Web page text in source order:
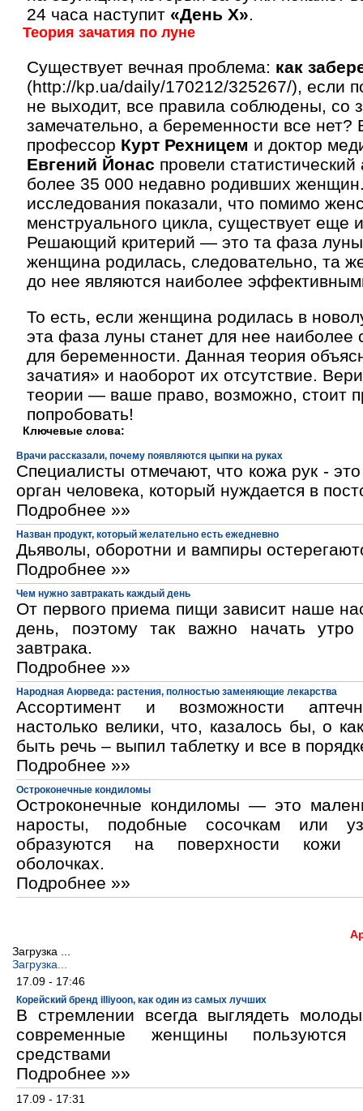
24 часа наступит «День Х».
Теория зачатия по луне
Существует вечная проблема: как
(http://kp.ua/daily/170212/325267/), если
не выходит, все правила соблюдены, со
замечательно, а беременности все нет?
профессор Курт Рехницем и доктор
Евгений Йонас провели
более 35 000 недавно родивших
исследования показали, что помимо
менструального цикла, существует еще
Решающий критерий — это та фаза
женщина родилась, следовательно, та
до нее являются наиболее
То есть, если женщина родилась в
эта фаза луны станет для нее наиболее
для беременности. Данная теория
зачатия» и наоборот их отсутствие.
теории — ваше право, возможно, стоит
попробовать!
Ключевые слова:
Врачи рассказали, почему появляются цыпки на руках
Специалисты отмечают, что кожа рук -
орган человека, который нуждается в
Подробнее »»
Назван продукт, который желательно есть ежедневно
Дьяволы, оборотни и вампиры
Подробнее »»
Чем нужно завтракать каждый день
От первого приема пищи зависит наше
день, поэтому так важно начать утро
завтрака.
Подробнее »»
Народная Аюрведа: растения, полностью заменяющие лекарства
Ассортимент и возможности
настолько велики, что, казалось бы, о
быть речь – выпил таблетку и все в
Подробнее »»
Остроконечные кондиломы
Остроконечные кондиломы — это
наросты, подобные сосочкам или
образуются на поверхности кожи
оболочках.
Подробнее »»
Загрузка ...
Загрузка...
17.09 - 17:46
Корейский бренд illiyoon, как один из самых лучших
В стремлении всегда выглядеть
современные женщины пользуются
средствами
Подробнее »»
17.09 - 17:31